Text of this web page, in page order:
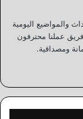
والمواضيع اليومية
عملنا محترفون
ومصداقية.